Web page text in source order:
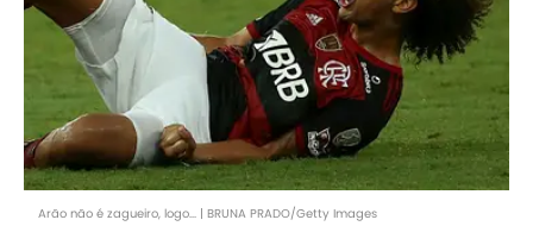
Arão não é zagueiro, logo... | BRUNA PRADO/Getty Images